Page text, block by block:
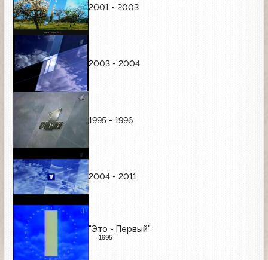
2001 - 2003
2003 - 2004
1995 - 1996
2004 - 2011
"Это - Первый"
1995